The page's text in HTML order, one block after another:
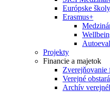
Európske školy
Erasmus+
Projekty
Financie a majetok
Zverejňovanie
Verejné
Archív